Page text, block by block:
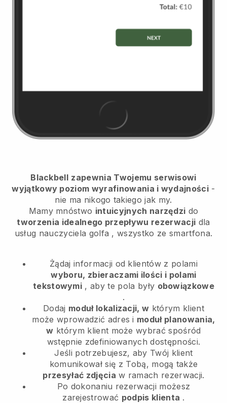
Blackbell zapewnia Twojemu serwisowi
wyjątkowy poziom wyrafinowania i wydajności -
nie ma nikogo takiego jak my.
Mamy mnóstwo intuicyjnych narzędzi do
tworzenia idealnego przepływu rezerwacji dla
usług nauczyciela golfa , wszystko ze smartfona.
Żądaj informacji od klientów z polami
wyboru, zbieraczami ilości i polami
tekstowymi , aby te pola były obowiązkowe
.
Dodaj moduł lokalizacji, w którym klient
może wprowadzić adres i moduł planowania,
w którym klient może wybrać spośród
wstępnie zdefiniowanych dostępności.
Jeśli potrzebujesz, aby Twój klient
komunikował się z Tobą, mogą także
przesyłać zdjęcia w ramach rezerwacji.
Po dokonaniu rezerwacji możesz
zarejestrować podpis klienta .